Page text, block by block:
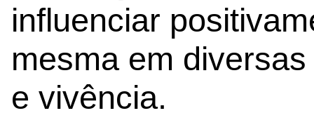
influenciar
mesma em
e vivência.